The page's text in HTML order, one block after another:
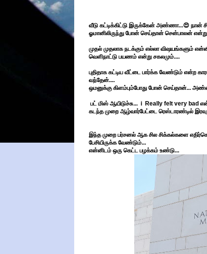
வீடு கட்டிக்கிட்டு இருக்கேன் அண்ணா...😍 நான்
ஓமானிலிருந்து போன் செய்தான் சென்பாலன்
முதல் முதலாக நடக்கும் எல்லா விஷயங்களும்
வெளிநாட்டு பயணம் என்று சகலமும்....
புதிதாக கட்டிய வீட்டை பார்க்க வேண்டும் என்ற
வந்தேன்....
ஒமனுக்கு கிளம்பும்போது போன் செய்தான்...
பட் மிஸ் ஆயிடுச்சு... i Really felt very bad
கடந்த முறை ஆழ்வார்பேட்டை ரெஸ்டாரண்டில் இரவு
இந்த முறை பர்சனல் ஆக சில சிக்கல்களை
பேசியிருக்க வேண்டும்...
என்னிடம் ஒரு கெட்ட பழக்கம் உண்டு...